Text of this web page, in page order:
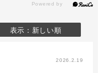
表示：新しい順
2026.2.19